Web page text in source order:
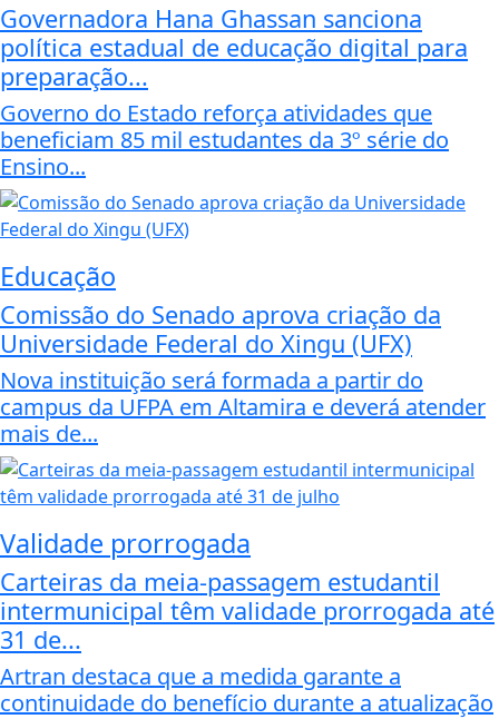
Governadora Hana Ghassan sanciona
política estadual de educação digital para
preparação...
Governo do Estado reforça atividades que
beneficiam 85 mil estudantes da 3º série do
Ensino...
Educação
Comissão do Senado aprova criação da
Universidade Federal do Xingu (UFX)
Nova instituição será formada a partir do
campus da UFPA em Altamira e deverá atender
mais de...
Validade prorrogada
Carteiras da meia-passagem estudantil
intermunicipal têm validade prorrogada até
31 de...
Artran destaca que a medida garante a
continuidade do benefício durante a atualização